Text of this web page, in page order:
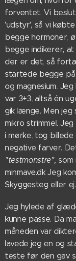
forventet. Vi
'udstyr', så vi
begge hormoner,
begge indikerer,
der er det, så
startede begge på
og magnesium.
var 3+3, altså én
gik længe. Men jeg
mikro strimmel.
i mørke, tog
negative farver.
"testmonstre", som
minmave.dk Jeg
Skyggesteg eller
Jeg hylede af
kunne passe. Da
måneden var
lavede jeg en og
teste før den gav